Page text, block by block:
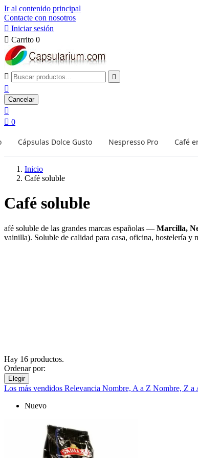
Ir al contenido principal
Contacte con nosotros
 Iniciar sesión
 Carrito 0
 

Cancelar

 0
Cápsulas Dolce Gusto Nespresso Pro Café
Inicio
Café soluble
Café soluble
afé soluble de las grandes marcas españolas — Marcilla,
vainilla). Soluble de calidad para casa, oficina, hostelería y
Hay 16 productos.
Ordenar por:
Elegir
Los más vendidos Relevancia Nombre, A a Z Nombre, Z a
Nuevo